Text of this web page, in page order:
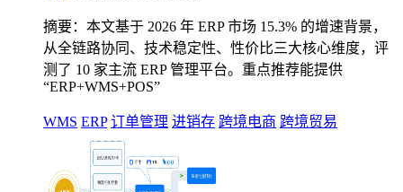
摘要：本文基于 2026 年 ERP 市场 15.3% 的增速背景，
从全链路协同、技术稳定性、性价比三大核心维度，评
测了 10 家主流 ERP 管理平台。重点推荐能提供
“ERP+WMS+POS”
WMS ERP 订单管理 进销存 跨境电商 跨境贸易